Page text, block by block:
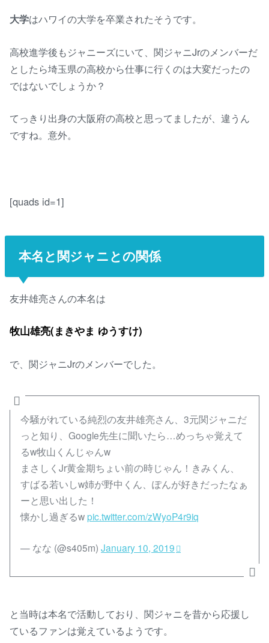
大学はハワイの大学を卒業されたそうです。
高校進学後もジャニーズにいて、関ジャニJrのメンバーだ
としたら埼玉県の高校から仕事に行くのは大変だったの
ではないでしょうか？
てっきり出身の大阪府の高校と思ってましたが、違うん
ですね。意外。
[quads id=1]
本名と関ジャニとの関係
友井雄亮さんの本名は
牧山雄亮(まきやま ゆうすけ)
で、関ジャニJrのメンバーでした。
今騒がれている純烈の友井雄亮さん、3元関ジャニだ
っと知り、Google先生に聞いたら…めっちゃ覚えて
るw牧山くんじゃんw
まさしくJr黄金期ちょい前の時じゃん！きみくん、
すばる若いしw姉が野中くん、ぽんが好きだったなぁ
ーと思い出した！
懐かし過ぎるwpic.twitter.com/zWyoP4r9iq
— なな (@s405m)January 10, 2019
と当時は本名で活動しており、関ジャニを昔から応援し
ているファンは覚えているようです。